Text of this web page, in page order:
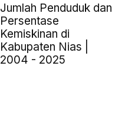
Jumlah Penduduk dan
Persentase
Kemiskinan di
Kabupaten Nias |
2004 - 2025